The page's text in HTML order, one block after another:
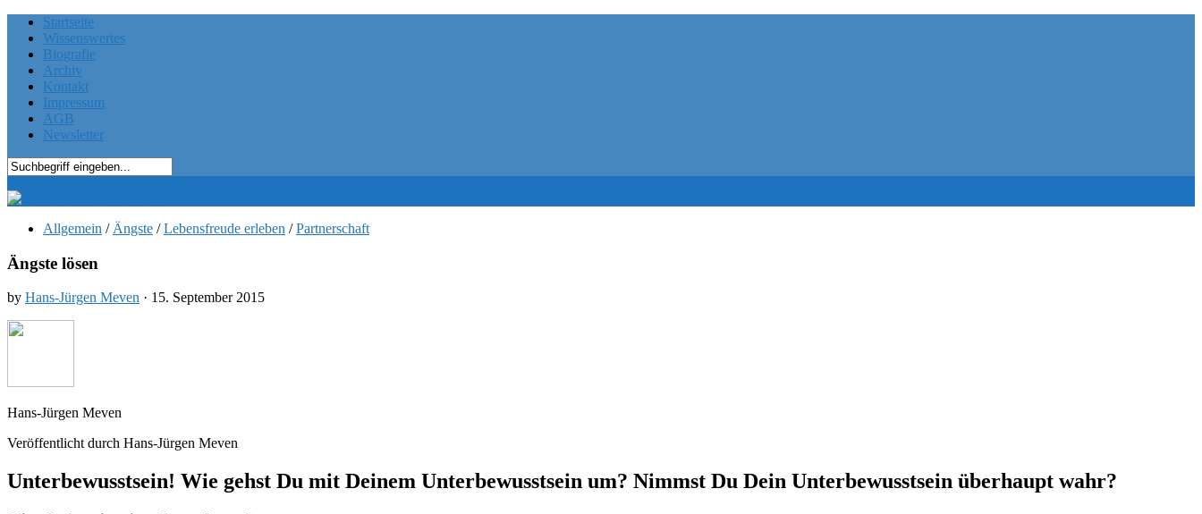
Startseite
Wissenswertes
Biografie
Archiv
Kontakt
Impressum
AGB
Newsletter
Allgemein / Ängste / Lebensfreude erleben / Partnerschaft
Ängste lösen
by Hans-Jürgen Meven · 15. September 2015
Hans-Jürgen Meven
Veröffentlicht durch Hans-Jürgen Meven
Unterbewusstsein! Wie gehst Du mit Deinem Unterbewusstsein um? Nimmst Du Dein Unterbewusstsein überhaupt wahr?